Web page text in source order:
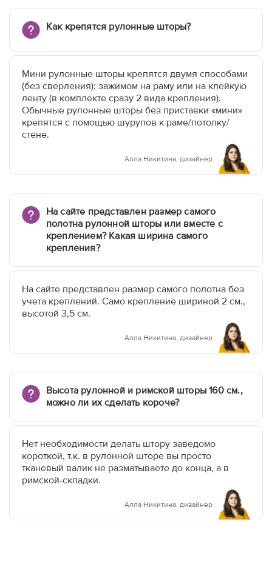
Как крепятся рулонные шторы?
Мини рулонные шторы крепятся двумя способами
(без сверления): зажимом на раму или на клейкую
ленту (в комплекте сразу 2 вида крепления).
Обычные рулонные шторы без приставки «мини»
крепятся с помощью шурупов к раме/потолку/
стене.
Алла Никитина, дизайнер
На сайте представлен размер самого
полотна рулонной шторы или вместе с
креплением? Какая ширина самого
крепления?
На сайте представлен размер самого полотна без
учета креплений. Само крепление шириной 2 см.,
высотой 3,5 см.
Алла Никитина, дизайнер
Высота рулонной и римской шторы 160 см.,
можно ли их сделать короче?
Нет необходимости делать штору заведомо
короткой, т.к. в рулонной шторе вы просто
тканевый валик не разматываете до конца, а в
римской-складки.
Алла Никитина, дизайнер